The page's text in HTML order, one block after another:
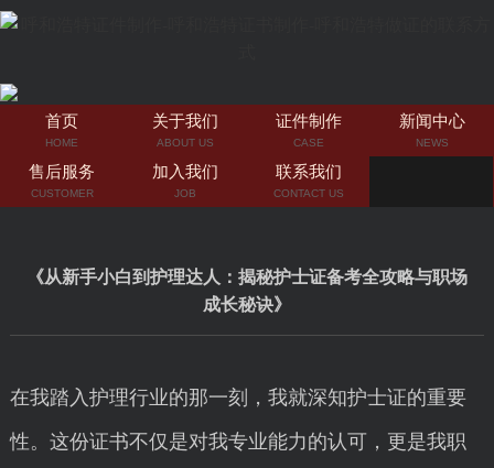
首页
HOME
关于我们
ABOUT US
证件制作
CASE
新闻中心
NEWS
售后服务
CUSTOMER
加入我们
JOB
联系我们
CONTACT US
《从新手小白到护理达人：揭秘护士证备考全攻略与职场
成长秘诀》
在我踏入护理行业的那一刻，我就深知护士证的重要
性。这份证书不仅是对我专业能力的认可，更是我职